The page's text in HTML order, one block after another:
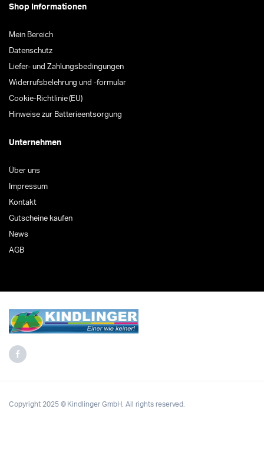
Shop Informationen
Mein Bereich
Datenschutz
Liefer- und Zahlungsbedingungen
Widerrufsbelehrung und -formular
Cookie-Richtlinie (EU)
Hinweise zur Batterieentsorgung
Unternehmen
Über uns
Impressum
Kontakt
Gutscheine kaufen
News
AGB
Copyright 2025 © Kindlinger GmbH. All rights reserved.